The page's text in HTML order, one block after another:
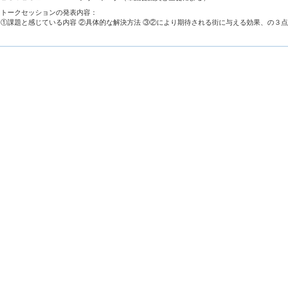
トークセッションの発表内容：
①課題と感じている内容 ②具体的な解決方法 ③②により期待される街に与える効果、の３点